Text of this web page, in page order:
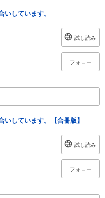
しています。
試し読み
フォロー
しています。【合冊版】
試し読み
フォロー